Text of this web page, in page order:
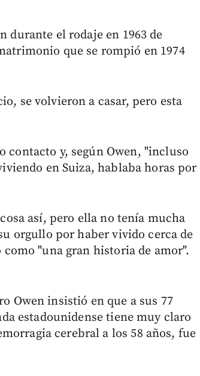
durante el rodaje en 1963 de
que se rompió en 1974
se volvieron a casar, pero esta
contacto y, según Owen, "incluso
en Suiza, hablaba horas por
así, pero ella no tenía mucha
orgullo por haber vivido cerca de
"una gran historia de amor".
Owen insistió en que a sus 77
estadounidense tiene muy claro
cerebral a los 58 años, fue